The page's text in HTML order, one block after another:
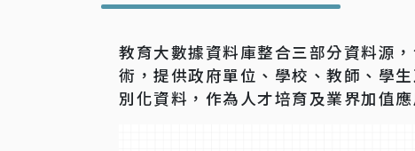
教育大數據資料庫整合三部分資料源
術，提供政府單位、學校、教師、學
別化資料，作為人才培育及業界加值應